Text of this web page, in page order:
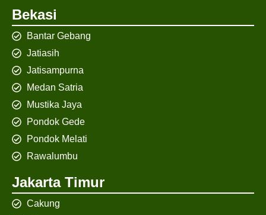
Bekasi
Bantar Gebang
Jatiasih
Jatisampurna
Medan Satria
Mustika Jaya
Pondok Gede
Pondok Melati
Rawalumbu
Jakarta Timur
Cakung